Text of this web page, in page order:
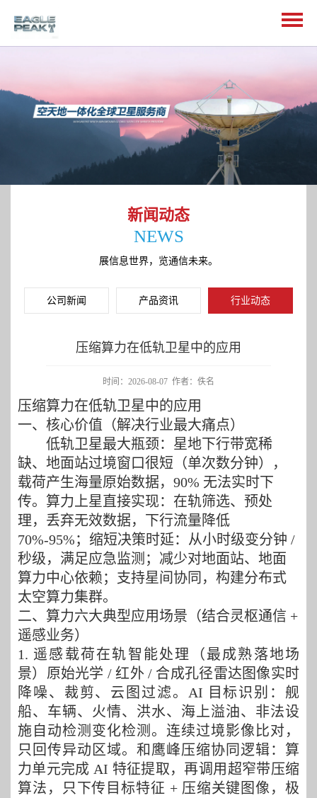
新闻动态
NEWS
展信息世界，览通信未来。
公司新闻 产品资讯 行业动态
压缩算力在低轨卫星中的应用
时间：2026-08-07 作者：佚名
压缩算力在低轨卫星中的应用
一、核心价值（解决行业最大痛点）
低轨卫星最大瓶颈：星地下行带宽稀
缺、地面站过境窗口很短（单次数分钟），
载荷产生海量原始数据， 90% 无法实时下
传。算力上星直接实现：在轨筛选、预处
理，丢弃无效数据，下行流量降低
70%-95%；缩短决策时延：从小时级变分钟 /
秒级，满足应急监测；减少对地面站、地面
算力中心依赖；支持星间协同，构建分布式
太空算力集群。
二、算力六大典型应用场景（结合灵枢通信 +
遥感业务）
1. 遥感载荷在轨智能处理（最成熟落地场
景）原始光学 / 红外 / 合成孔径雷达图像实时
降噪、裁剪、云图过滤。
AI 目标识别：舰
船、车辆、火情、洪水、海上溢油、非法设
施自动检测变化检测 。 连续过境影像比对，
只回传异动区域。和鹰峰压缩协同逻辑：算
力单元完成 AI 特征提取，再调用超窄带压缩
算法，只下传目标特征 + 压缩关键图像，极